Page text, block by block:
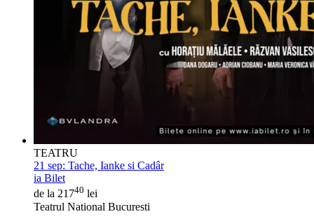
TEATRU
21 sep: Tache, Ianke si Cadâr
ia Bilet
de la 21740 lei
Teatrul National Bucuresti